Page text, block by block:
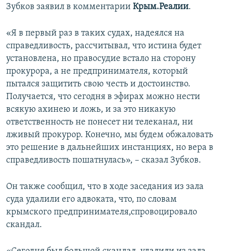
Зубков заявил в комментарии Крым.Реалии.
«Я в первый раз в таких судах, надеялся на
справедливость, рассчитывал, что истина будет
установлена, но правосудие встало на сторону
прокурора, а не предпринимателя, который
пытался защитить свою честь и достоинство.
Получается, что сегодня в эфирах можно нести
всякую ахинею и ложь, и за это никакую
ответственность не понесет ни телеканал, ни
лживый прокурор. Конечно, мы будем обжаловать
это решение в дальнейших инстанциях, но вера в
справедливость пошатнулась», – сказал Зубков.
Он также сообщил, что в ходе заседания из зала
суда удалили его адвоката, что, по словам
крымского предпринимателя,спровоцировало
скандал.